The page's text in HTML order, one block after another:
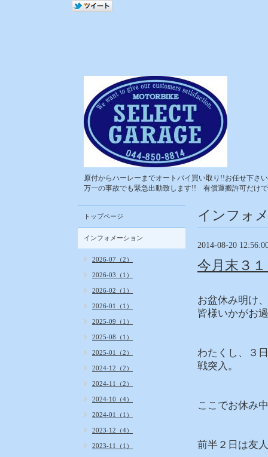
原付からハーレーまでオートバイ買い取り!!お任せ下
万一の事故でも緊急出動致します!! 有償運搬許可だけ
インフォ
2014-08-20
今月末３
お盆休み明け
皆様いかがお
わたくし、３
戦突入。
ここでお休み
前半２日は友
トップページ
インフォメーション
2026-07（2）
2026-03（1）
2026-02（1）
2026-01（1）
2025-09（1）
2025-08（1）
2025-01（2）
2024-12（2）
2024-11（2）
2024-10（4）
2024-01（1）
2023-12（4）
2023-11（1）